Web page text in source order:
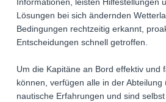
Informationen, leisten Hilfestellungen
Lösungen bei sich ändernden
Bedingungen rechtzeitig erkannt,
Entscheidungen schnell getroffen.
Um die Kapitäne an Bord effektiv und
können, verfügen alle in der
nautische Erfahrungen und sind